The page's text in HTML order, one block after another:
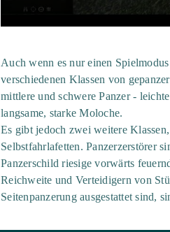
Auch wenn es nur einen
verschiedenen Klassen von
mittlere und schwere Panzer -
langsame, starke Moloche.
Es gibt jedoch zwei weitere
Selbstfahrlafetten. Panzerzerstörer
Panzerschild riesige vorwärts
Reichweite und Verteidigern von
Seitenpanzerung ausgestattet sind,